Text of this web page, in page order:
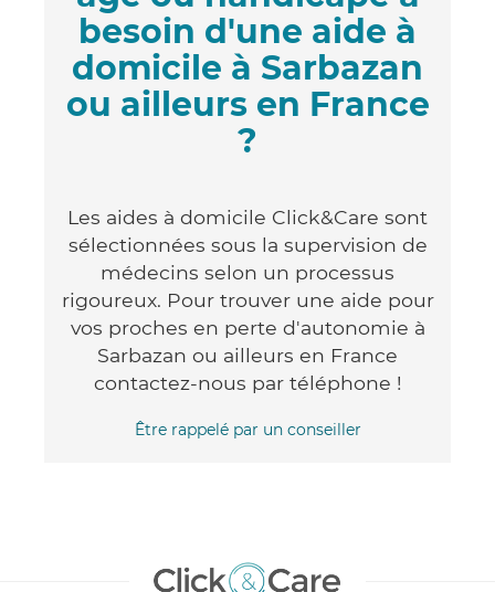
besoin d'une aide à
domicile à Sarbazan
ou ailleurs en France
?
Les aides à domicile Click&Care sont
sélectionnées sous la supervision de
médecins selon un processus
rigoureux. Pour trouver une aide pour
vos proches en perte d'autonomie à
Sarbazan ou ailleurs en France
contactez-nous par téléphone !
Être rappelé par un conseiller